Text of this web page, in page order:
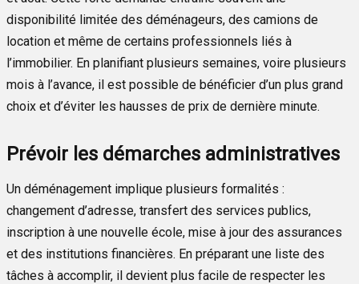
disponibilité limitée des déménageurs, des camions de
location et même de certains professionnels liés à
l’immobilier. En planifiant plusieurs semaines, voire plusieurs
mois à l’avance, il est possible de bénéficier d’un plus grand
choix et d’éviter les hausses de prix de dernière minute.
Prévoir les démarches administratives
Un déménagement implique plusieurs formalités :
changement d’adresse, transfert des services publics,
inscription à une nouvelle école, mise à jour des assurances
et des institutions financières. En préparant une liste des
tâches à accomplir, il devient plus facile de respecter les